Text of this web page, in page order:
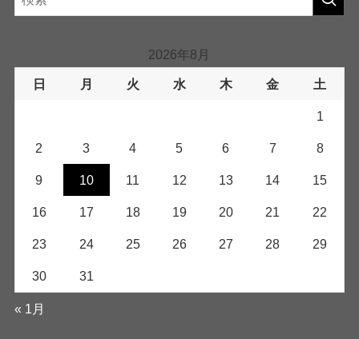
2026年8月
日 月 火 水 木 金 土
1
2 3 4 5 6 7 8
9 10 11 12 13 14 15
16 17 18 19 20 21 22
23 24 25 26 27 28 29
30 31
« 1月